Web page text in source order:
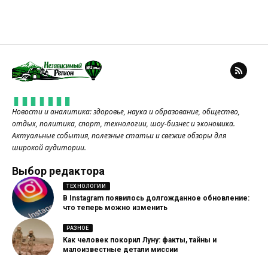
Новости и аналитика: здоровье, наука и образование, общество,
отдых, политика, спорт, технологии, шоу-бизнес и экономика.
Актуальные события, полезные статьи и свежие обзоры для
широкой аудитории.
Выбор редактора
ТЕХНОЛОГИИ
В Instagram появилось долгожданное обновление:
что теперь можно изменить
РАЗНОЕ
Как человек покорил Луну: факты, тайны и
малоизвестные детали миссии